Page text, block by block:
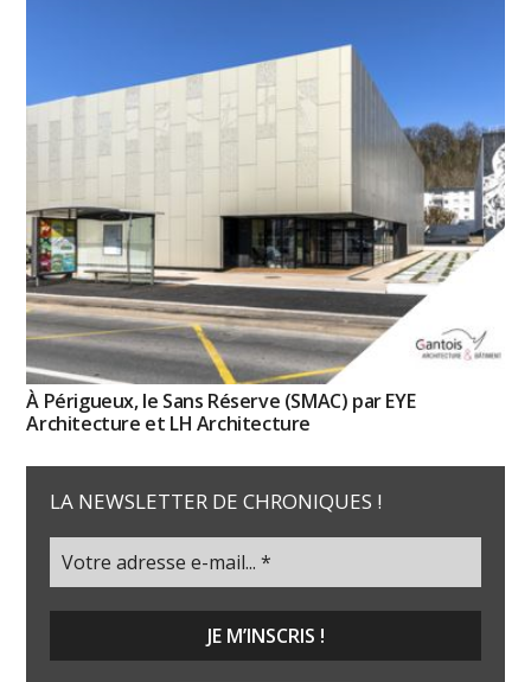
À Périgueux, le Sans Réserve (SMAC) par EYE
Architecture et LH Architecture
LA NEWSLETTER DE CHRONIQUES !